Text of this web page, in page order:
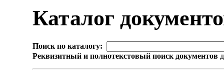
Каталог
Поиск по каталогу:
Реквизитный и полнотекстовый поиск документов